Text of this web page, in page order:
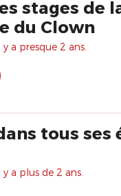
stages de
du Clown
a presque 2 ans.
tous ses
a plus de 2 ans.